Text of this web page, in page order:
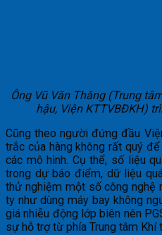
Ông Vũ Văn Thăng (Trung
hậu, Viện KTTVBĐKH)
Cũng theo người đứng đầu
trắc của hàng không rất quý
các mô hình. Cụ thể, số liệu
trong dự báo điểm, dữ liệu
thử nghiệm một số công nghệ
ty như dùng máy bay không
giá nhiễu động lớp biên nên
sự hỗ trợ từ phía Trung tâm Khí